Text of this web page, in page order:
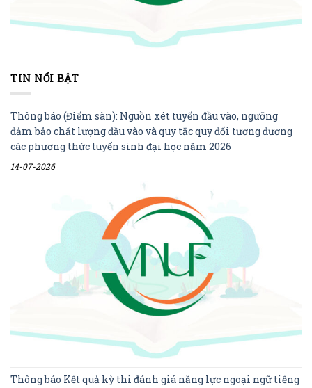
TIN NỔI BẬT
Thông báo (Điểm sàn): Nguồn xét tuyển đầu vào, ngưỡng
đảm bảo chất lượng đầu vào và quy tắc quy đổi tương đương
các phương thức tuyển sinh đại học năm 2026
14-07-2026
Thông báo Kết quả kỳ thi đánh giá năng lực ngoại ngữ tiếng